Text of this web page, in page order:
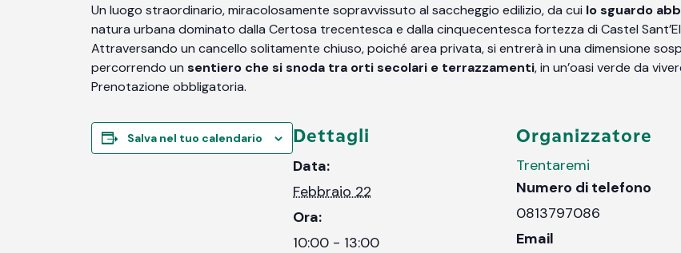
Un luogo straordinario, miracolosamente sopravvissuto al saccheggio edilizio, da cui lo sguardo
natura urbana dominato dalla Certosa trecentesca e dalla cinquecentesca fortezza di Castel
Attraversando un cancello solitamente chiuso, poiché area privata, si entrerà in una dimensione
percorrendo un sentiero che si snoda tra orti secolari e terrazzamenti, in un’oasi verde da
Prenotazione obbligatoria.
Salva nel tuo calendario Dettagli
Data:
Febbraio 22
Ora:
10:00 - 13:00
Organizzatore
Trentaremi
Numero di telefono
0813797086
Email